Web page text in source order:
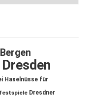
Bergen
Haselnüsse für
Dresdner